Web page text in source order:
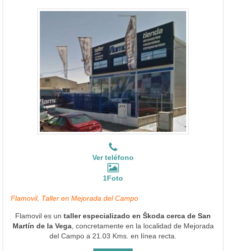
Ver teléfono
1Foto
Flamovil, Taller en Mejorada del Campo
Flamovil es un taller especializado en Škoda cerca de San
Martín de la Vega, concretamente en la localidad de Mejorada
del Campo a 21.03 Kms. en línea recta.